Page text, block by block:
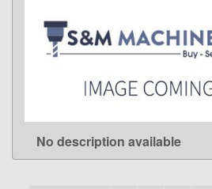
LEARN MORE
No description available